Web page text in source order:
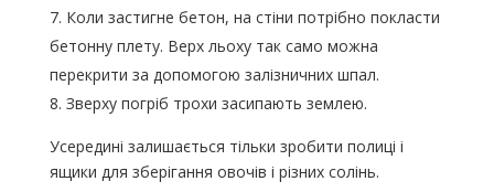
Коли застигне бетон, на стіни потрібно покласти
бетонну плету. Верх льоху так само можна
перекрити за допомогою залізничних шпал.
Зверху погріб трохи засипають землею.
Усередині залишається тільки зробити полиці і
ящики для зберігання овочів і різних солінь.